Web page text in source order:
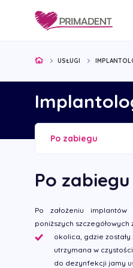
USŁUGI
Po zabiegu
Po zabiegu
Po założeniu
poniższych szczegółowych
okolica, gdzie
utrzymana w
do dezynfekcji jamy